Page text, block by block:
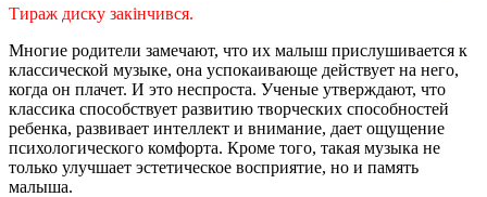
Тираж диску закінчився.
Многие родители замечают, что их малыш прислушивается к
классической музыке, она успокаивающе действует на него,
когда он плачет. И это неспроста. Ученые утверждают, что
классика способствует развитию творческих способностей
ребенка, развивает интеллект и внимание, дает ощущение
психологического комфорта. Кроме того, такая музыка не
только улучшает эстетическое восприятие, но и память
малыша.